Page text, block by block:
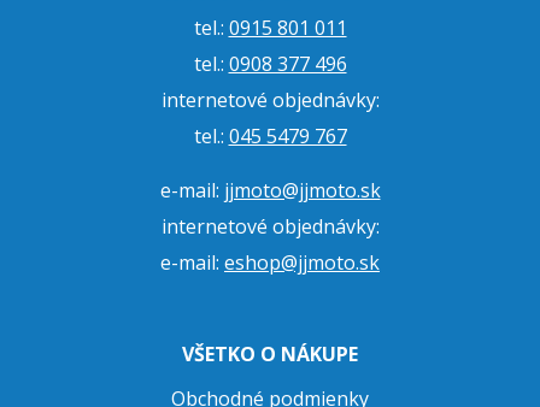
tel.: 0915 801 011
tel.: 0908 377 496
internetové objednávky:
tel.: 045 5479 767
e-mail: jjmoto@jjmoto.sk
internetové objednávky:
e-mail: eshop@jjmoto.sk
VŠETKO O NÁKUPE
Obchodné podmienky